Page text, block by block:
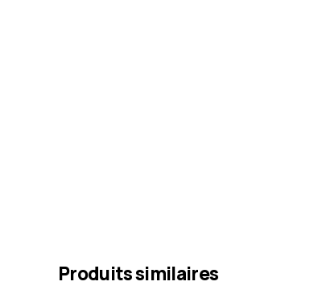
Produits similaires
Injection des murs Matériel d'application